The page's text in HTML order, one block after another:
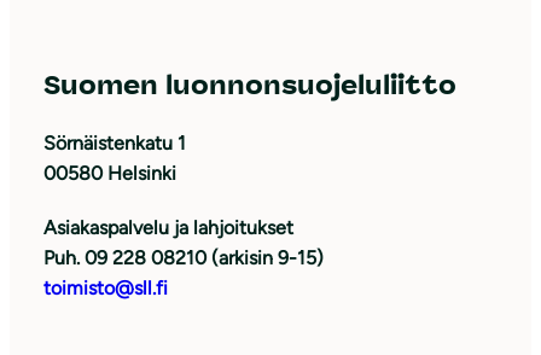
Suomen luonnonsuojeluliitto
Sörnäistenkatu 1
00580 Helsinki
Asiakaspalvelu ja lahjoitukset
Puh. 09 228 08210 (arkisin 9-15)
toimisto@sll.fi